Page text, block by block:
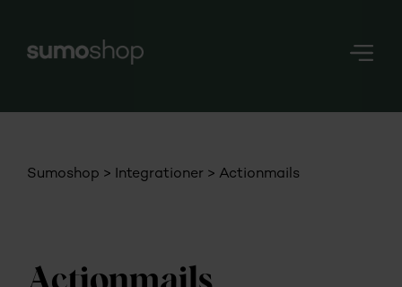
Login
Sumoshop Integrationer Actionmails